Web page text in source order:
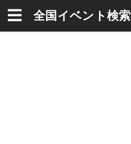
全国イベント検索